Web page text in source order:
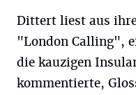
Dittert liest aus
"London Calling",
die kauzigen
kommentierte,